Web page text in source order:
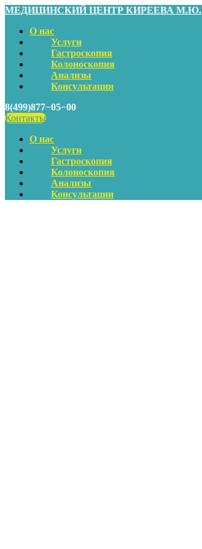
МЕДИЦИНСКИЙ ЦЕНТР КИРЕЕВА М.Ю.
О нас
Услуги
Гастроскопия
Колоноскопия
Анализы
Консультации
8(499)877−05−00
Контакты
О нас
Услуги
Гастроскопия
Колоноскопия
Анализы
Консультации